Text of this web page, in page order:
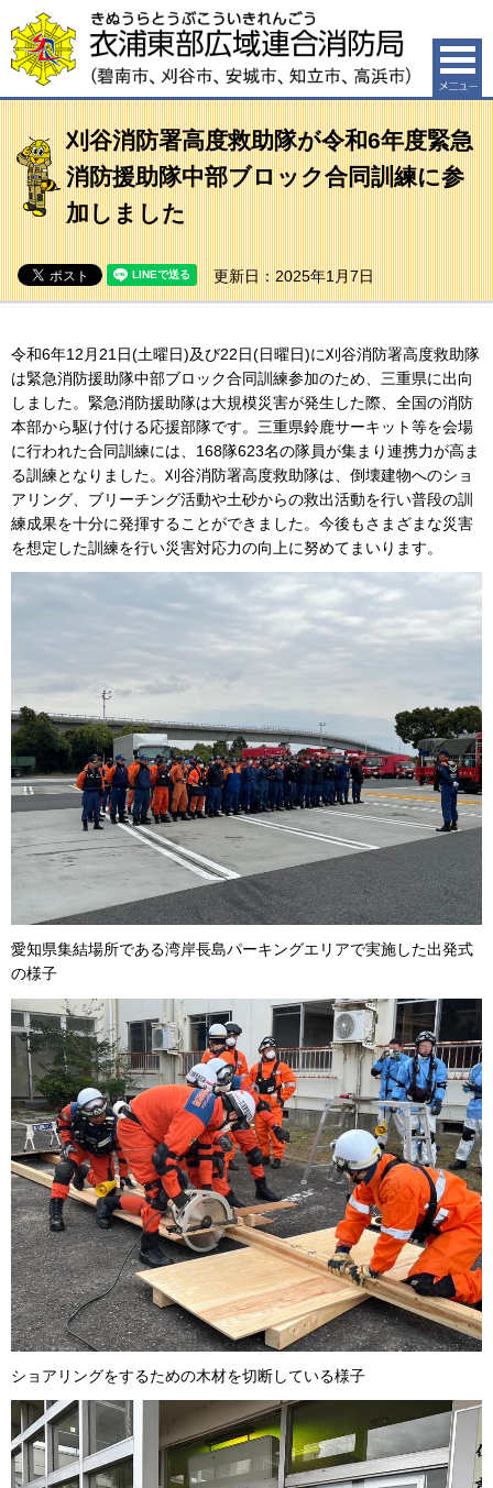
衣浦東部広域連合消防局（碧南市、刈谷市、安城市、知
刈谷消防署高度救助隊が令和6年度緊急
消防援助隊中部ブロック合同訓練に参
加しました
更新日：2025年1月7日
令和6年12月21日(土曜日)及び22日(日曜日)に刈谷消防署高度救助隊
は緊急消防援助隊中部ブロック合同訓練参加のため、三重県に出向
しました。緊急消防援助隊は大規模災害が発生した際、全国の消防
本部から駆け付ける応援部隊です。三重県鈴鹿サーキット等を会場
に行われた合同訓練には、168隊623名の隊員が集まり連携力が高ま
る訓練となりました。刈谷消防署高度救助隊は、倒壊建物へのショ
アリング、ブリーチング活動や土砂からの救出活動を行い普段の訓
練成果を十分に発揮することができました。今後もさまざまな災害
を想定した訓練を行い災害対応力の向上に努めてまいります。
愛知県集結場所である湾岸長島パーキングエリアで実施した出発式
の様子
ショアリングをするための木材を切断している様子